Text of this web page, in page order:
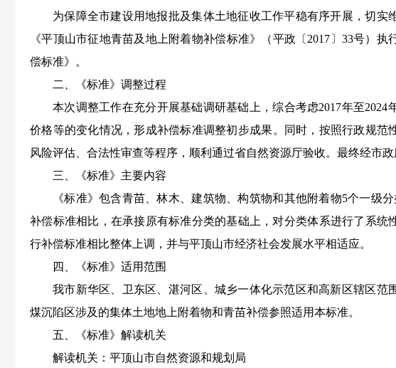
为保障全市建设用地报批及集体土地征收工作平稳有序开展，切实
《平顶山市征地青苗及地上附着物补偿标准》（平政〔 2017〕33号）执
偿标准》
。
二
《标准》 调整过程
本次调整工作在充分开展基础调研基础上 ，综合考虑2017年至2024
价格等的变化情况，形成补偿标准调整初步成果。同时， 按照行政规范
风险评估、合法性审查等程序，顺利通过省自然资源厅验收。 最终经市政
三
《标准》 主要内容
《标准》包含青苗、林木、建筑物 、构筑物和其他附着物5个一级分
补偿标准相比，在承接原有标准分类的基础上，对分类体系进行了系
行补偿标准相比整体上调，并与平顶山市经济社会发展水平相适应。
四
《标准》 适用范围
我市新华区、卫东区、湛河区、城乡一体化示范区和高新区辖区
煤沉陷区涉及的集体土地地上附着物和青苗补偿参照适用本标准。
五、《标准》解读机关
解读机关：平顶山市自然资源和规划局